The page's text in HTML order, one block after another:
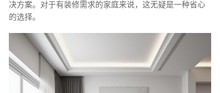
决方案。对于有装修需求的家庭来说，这无疑是一种省心
的选择。